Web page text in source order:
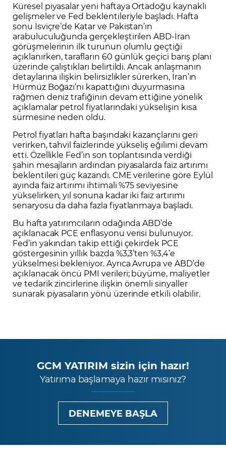
Küresel piyasalar yeni haftaya Ortadoğu kaynaklı
gelişmeler ve Fed beklentileriyle başladı. Hafta
sonu İsviçre’de Katar ve Pakistan’ın
arabuluculuğunda gerçekleştirilen ABD-İran
görüşmelerinin ilk turunun olumlu geçtiği
açıklanırken, tarafların 60 günlük geçici barış planı
üzerinde çalıştıkları belirtildi. Ancak anlaşmanın
detaylarına ilişkin belirsizlikler sürerken, İran’ın
Hürmüz Boğazı’nı kapattığını duyurmasına
rağmen deniz trafiğinin devam ettiğine yönelik
açıklamalar petrol fiyatlarındaki yükselişin kısa
sürmesine neden oldu.
Petrol fiyatları hafta başındaki kazançlarını geri
verirken, tahvil faizlerinde yükseliş eğilimi devam
etti. Özellikle Fed’in son toplantısında verdiği
şahin mesajların ardından piyasalarda faiz artırımı
beklentileri güç kazandı. CME verilerine göre Eylül
ayında faiz artırımı ihtimali %75 seviyesine
yükselirken, yıl sonuna kadar iki faiz artırımı
senaryosu da daha fazla fiyatlanmaya başladı.
Bu hafta yatırımcıların odağında ABD’de
açıklanacak PCE enflasyonu verisi bulunuyor.
Fed’in yakından takip ettiği çekirdek PCE
göstergesinin yıllık bazda %3,3’ten %3,4’e
yükselmesi bekleniyor. Ayrıca Avrupa ve ABD’de
açıklanacak öncü PMI verileri; büyüme, maliyetler
ve tedarik zincirlerine ilişkin önemli sinyaller
sunarak piyasaların yönü üzerinde etkili olabilir.
GCM YATIRIM sizin için hazır!
Yatırıma başlamaya hazır mısınız?
DENEMEYE BAŞLA